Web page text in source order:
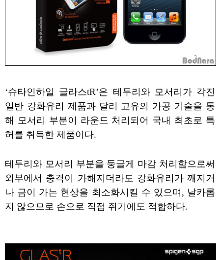
‘슈타인하일 글라스tR’은 테두리와 모서리가 각진
일반 강화유리 제품과 달리 고유의 가공 기술을 통
해 모서리 부분이 라운드 처리되어 국내 최초로 특
허를 취득한 제품이다.
테두리와 모서리 부분을 둥글게 마감 처리함으로써
외부에서 충격이 가해지더라도 강화유리가 깨지거
나 금이 가는 현상을 최소화시킬 수 있으며, 날카롭
지 않으므로 손으로 직접 쥐기에도 적합하다.